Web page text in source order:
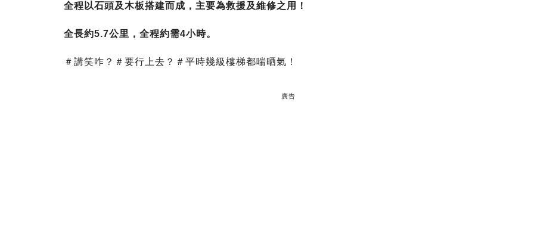
全程以石頭及木板搭建而成，主要為救援及維修之用！
全長約5.7公里，全程約需4小時。
＃講笑咋？＃要行上去？＃平時幾級樓梯都喘晒氣！
廣告